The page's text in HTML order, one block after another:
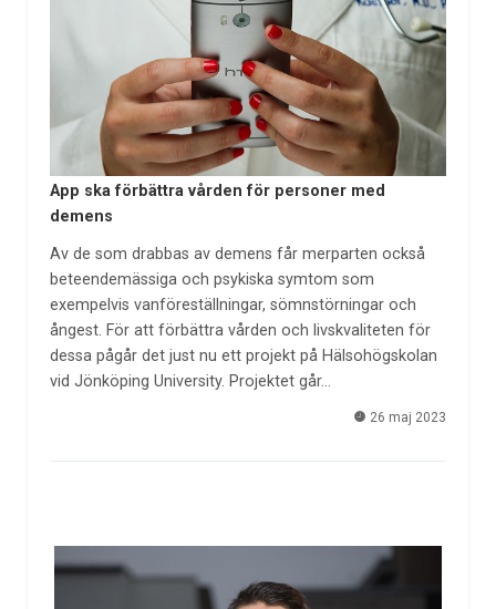
App ska förbättra vården för personer med
demens
Av de som drabbas av demens får merparten också
beteendemässiga och psykiska symtom som
exempelvis vanföreställningar, sömnstörningar och
ångest. För att förbättra vården och livskvaliteten för
dessa pågår det just nu ett projekt på Hälsohögskolan
vid Jönköping University. Projektet går…
26 maj 2023